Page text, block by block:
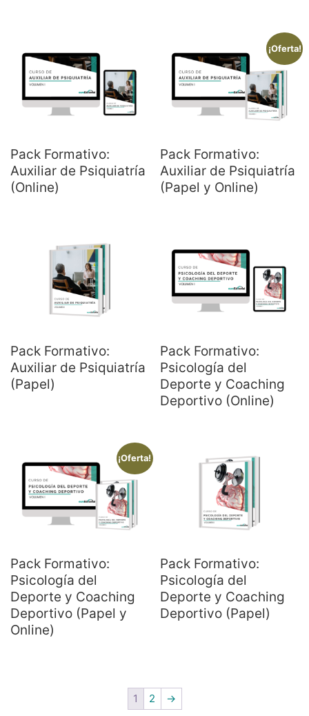
Pack Formativo:
Auxiliar de Psiquiatría
(Online)
¡Oferta!
Pack Formativo:
Auxiliar de Psiquiatría
(Papel y Online)
Pack Formativo:
Auxiliar de Psiquiatría
(Papel)
Pack Formativo:
Psicología del
Deporte y Coaching
Deportivo (Online)
¡Oferta!
Pack Formativo:
Psicología del
Deporte y Coaching
Deportivo (Papel y
Online)
Pack Formativo:
Psicología del
Deporte y Coaching
Deportivo (Papel)
1 2 →